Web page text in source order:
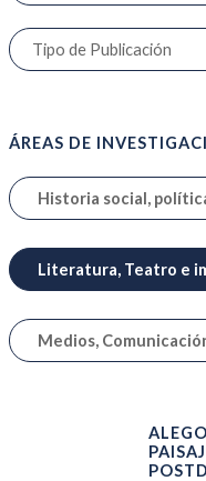
ÁREAS DE
Historia social,
Literatura, Teatro e
Medios,